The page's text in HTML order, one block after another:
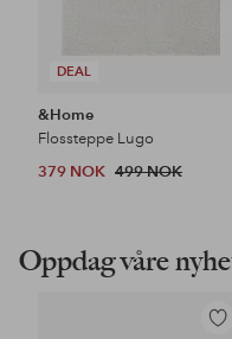
DEAL
&Home
Flossteppe Lugo
379 NOK 499 NOK
Oppdag våre
Legg